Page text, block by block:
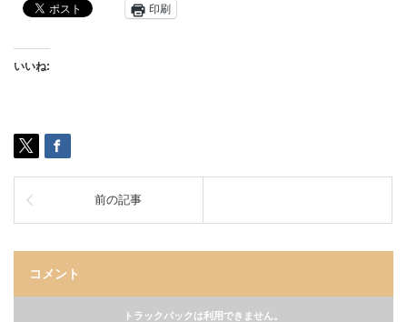
印刷
いいね:
前の記事
コメント
トラックバックは利用できません。